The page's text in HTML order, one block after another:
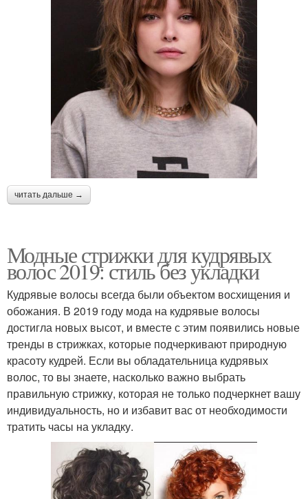
читать дальше →
Модные стрижки для кудрявых
волос 2019: стиль без укладки
Кудрявые волосы всегда были объектом восхищения и
обожания. В 2019 году мода на кудрявые волосы
достигла новых высот, и вместе с этим появились новые
тренды в стрижках, которые подчеркивают природную
красоту кудрей. Если вы обладательница кудрявых
волос, то вы знаете, насколько важно выбрать
правильную стрижку, которая не только подчеркнет вашу
индивидуальность, но и избавит вас от необходимости
тратить часы на укладку.